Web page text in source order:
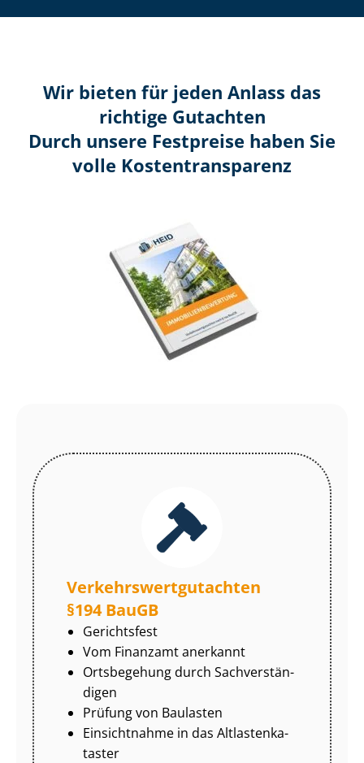
Wir bieten für jeden Anlass das
richtige Gutachten
Durch unsere Festpreise haben Sie
volle Kosten­transparenz
Ver­kehrs­wert­gut­ach­ten
§194 BauGB
Gerichtsfest
Vom Finanzamt anerkannt
Ortsbegehung durch Sach­ver­stän­
di­gen
Prüfung von Baulasten
Einsichtnahme in das Alt­las­ten­ka­
tas­ter